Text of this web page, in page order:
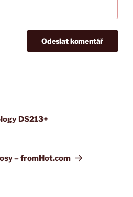
DS213+
– fromHot.com